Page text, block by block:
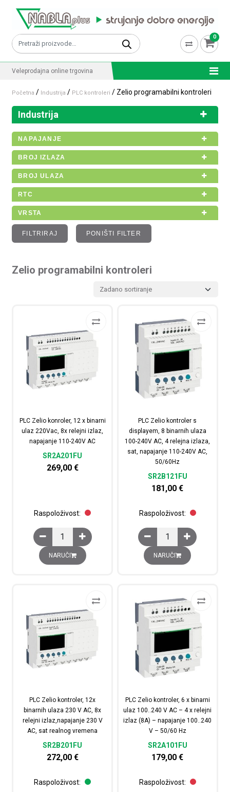
Pretraži: 0
Veleprodajna online trgovina
Početna / Industrija / PLC kontroleri / Zelio programabilni kontroleri
Industrija
NAPAJANJE
BROJ IZLAZA
BROJ ULAZA
RTC
VRSTA
FILTRIRAJ PONIŠTI FILTER
Zelio programabilni kontroleri
PLC Zelio konroler, 12 x binarni
ulaz 220Vac, 8x relejni izlaz,
napajanje 110-240V AC
SR2A201FU
269,00 €
Raspoloživost:
PLC Zelio konroler, 12 x binarni ulaz 220Vac, 8x
NARUČI
PLC Zelio kontroler s
displayem, 8 binarnih ulaza
100-240V AC, 4 relejna izlaza,
sat, napajanje 110-240V AC,
50/60Hz
SR2B121FU
181,00€
Raspoloživost:
PLC Zelio kontroler s
NARUČI
PLC Zelio kontroler, 12x
binarnih ulaza 230 V AC, 8x
relejni izlaz,napajanje 230 V
AC, sat realnog vremena
SR2B201FU
272,00 €
Raspoloživost:
PLC Zelio kontroler, 6 x binarni
ulaz 100..240 V AC – 4 x relejni
izlaz (8A) – napajanje 100..240
V – 50/60 Hz
SR2A101FU
179,00€
Raspoloživost: